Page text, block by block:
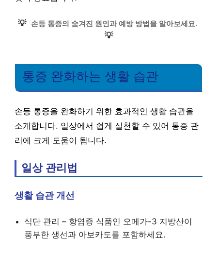
💡 손등 통증의 숨겨진 원인과 예방 방법을 알아보세요.
💡
통증 완화하는 생활 습관
손등 통증을 완화하기 위한 효과적인 생활 습관을
소개합니다. 일상에서 쉽게 실천할 수 있어 통증 관
리에 크게 도움이 됩니다.
일상 관리법
생활 습관 개선
식단 관리 – 항염증 식품인 오메가-3 지방산이
풍부한 생선과 아보카도를 포함하세요.